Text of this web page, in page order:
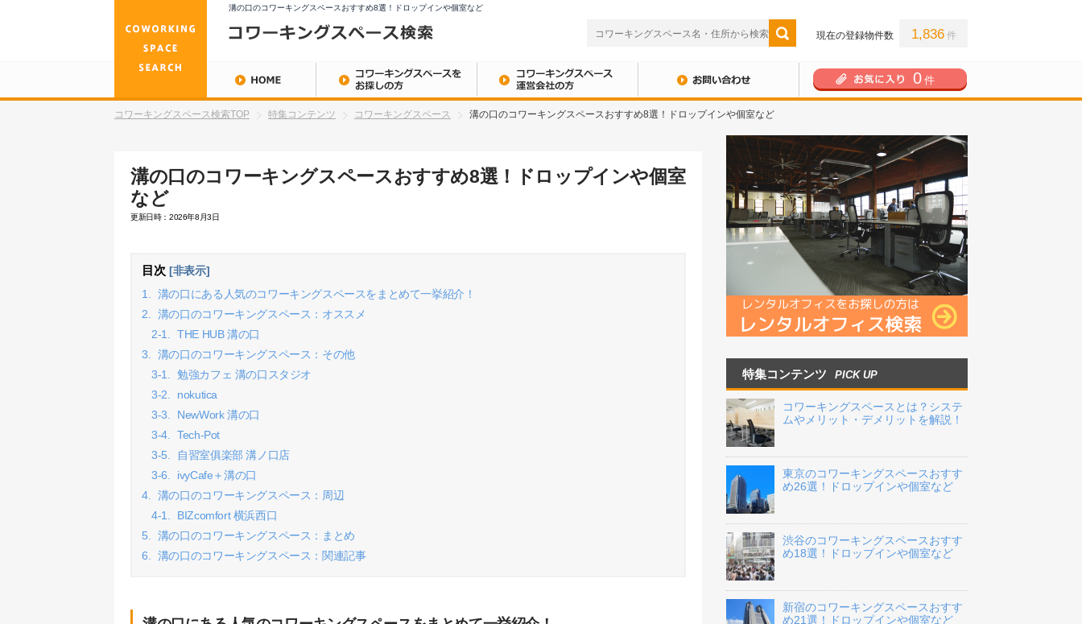
溝の口のコワーキングスペースおすすめ8選！ドロップインや個室など
現在の登録物件数 1,836 件
0 件
コワーキングスペース検索TOP 特集コンテンツ コワーキングスペース 溝の口のコワーキングスペースおすすめ8選！ドロップインや個室など
溝の口のコワーキングスペースおすすめ8選！ドロップインや個室
など
更新日時：2026年8月3日
目次 [非表示]
1.
溝の口にある人気のコワーキングスペースをまとめて一挙紹介！
2.
溝の口のコワーキングスペース：オススメ
2-1.
THE HUB 溝の口
3.
溝の口のコワーキングスペース：その他
3-1.
勉強カフェ 溝の口スタジオ
3-2.
nokutica
3-3.
NewWork 溝の口
3-4.
Tech-Pot
3-5.
自習室俱楽部 溝ノ口店
3-6.
ivyCafe＋溝の口
4.
溝の口のコワーキングスペース：周辺
4-1.
BIZcomfort 横浜西口
5.
溝の口のコワーキングスペース：まとめ
6.
溝の口のコワーキングスペース：関連記事
特集コンテンツ PICK UP
コワーキングスペースとは？システ
ムやメリット・デメリットを解説！
東京のコワーキングスペースおすす
め26選！ドロップインや個室など
渋谷のコワーキングスペースおすす
め18選！ドロップインや個室など
新宿のコワーキングスペースおすす
め21選！ドロップインや個室など